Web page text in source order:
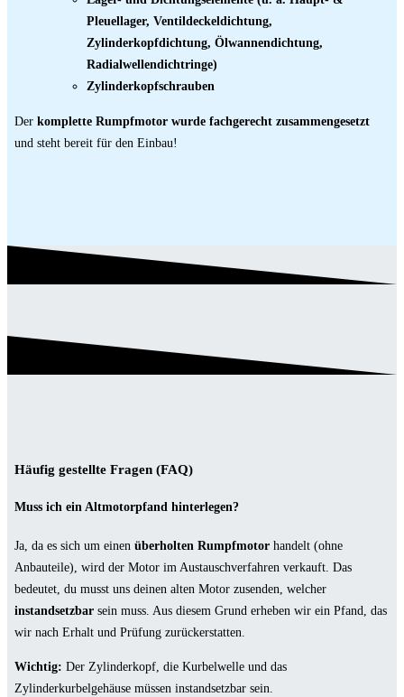
Pleuellager, Ventildeckeldichtung,
Zylinderkopfdichtung, Ölwannendichtung,
Radialwellendichtringe)
Zylinderkopfschrauben
Der komplette Rumpfmotor wurde fachgerecht zusammengesetzt
und steht bereit für den Einbau!
Häufig gestellte Fragen (FAQ)
Muss ich ein Altmotorpfand hinterlegen?
Ja, da es sich um einen überholten Rumpfmotor handelt (ohne
Anbauteile), wird der Motor im Austauschverfahren verkauft. Das
bedeutet, du musst uns deinen alten Motor zusenden, welcher
instandsetzbar sein muss. Aus diesem Grund erheben wir ein Pfand, das
wir nach Erhalt und Prüfung zurückerstatten.
Wichtig: Der Zylinderkopf, die Kurbelwelle und das
Zylinderkurbelgehäuse müssen instandsetzbar sein.